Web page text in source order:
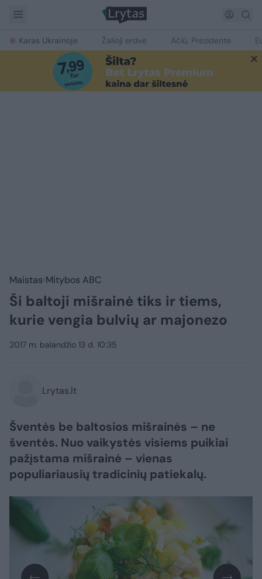
Karas Ukrainoje Žalioji erdvė Ačiū, Prezidente
Maistas Mitybos ABC
Ši baltoji mišrainė tiks ir tiems,
kurie vengia bulvių ar majonezo
2017 m. balandžio 13 d. 10:35
Lrytas.lt
Šventės be baltosios mišrainės – ne
šventės. Nuo vaikystės visiems puikiai
pažįstama mišrainė – vienas
populiariausių tradicinių patiekalų.